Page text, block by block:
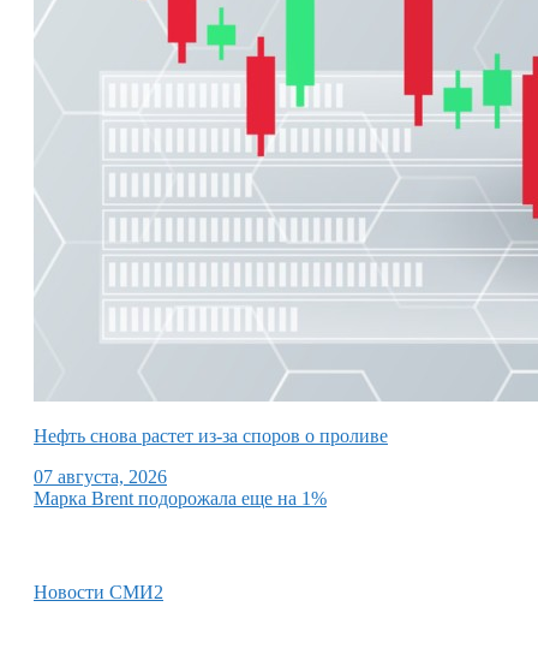
Нефть снова растет из-за споров о проливе
07 августа, 2026
Марка Brent подорожала еще на 1%
Новости СМИ2